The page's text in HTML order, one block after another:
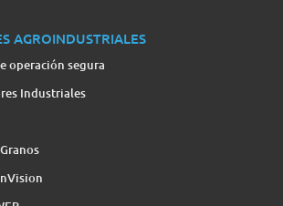
AGROINDUSTRIALES
operación segura
Industriales